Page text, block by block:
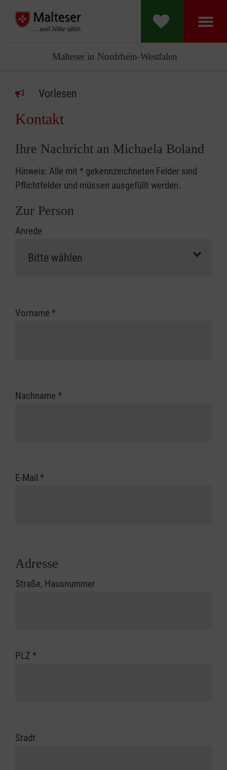
Malteser in Nordrhein-Westfalen
Vorlesen
Kontakt
Ihre Nachricht an Michaela Boland
Hinweis: Alle mit * gekennzeichneten Felder sind
Pflichtfelder und müssen ausgefüllt werden.
Zur Person
Anrede
Vorname *
Nachname *
E-Mail *
Adresse
Straße, Hausnummer
PLZ *
Stadt